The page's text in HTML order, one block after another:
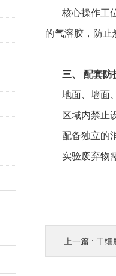
核心操作工
的气溶胶，防止
三、 配套防
地面、墙面
区域内禁止
配备独立的
实验废弃物
上一篇 : 干细